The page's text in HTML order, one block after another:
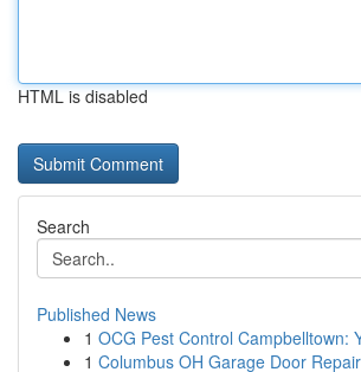
HTML is disabled
Search
Published News
1 OCG Pest Control Campbelltown:
1 Columbus OH Garage Door